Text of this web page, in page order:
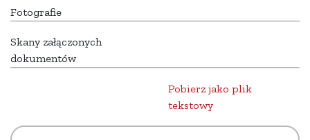
Fotografie
Skany załączonych
dokumentów
Pobierz jako plik
tekstowy